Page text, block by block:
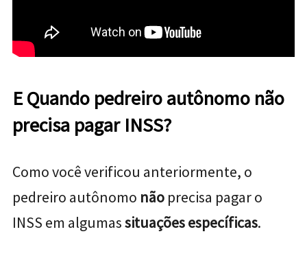
E Quando pedreiro autônomo não
precisa pagar INSS?
Como você verificou anteriormente, o
pedreiro autônomo não precisa pagar o
INSS em algumassituações específicas.